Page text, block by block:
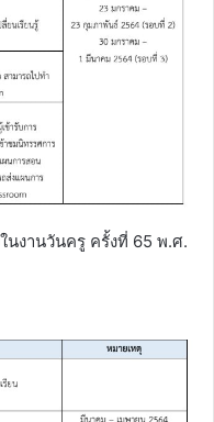
งานวันครู ครั้งที่ 65 พ.ศ.